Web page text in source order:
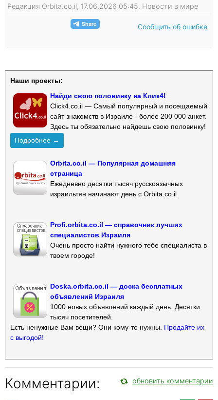
Редакция Orbita.co.il, 17.06.2026 05:45, Новости в мире
Сообщить об ошибке
Наши проекты:
Найди свою половинку на Клик4!
Click4.co.il — Самый популярный и посещаемый
сайт знакомств в Израиле - более 200 000 анкет.
Здесь ты обязательно найдешь свою половинку!
Подробнее →
Orbita.co.il — Популярная домашняя
страница
Ежедневно десятки тысяч русскоязычных
израильтян начинают день с Orbita.co.il
Profi.orbita.co.il — справочник лучших
специалистов Израиля
Очень просто найти нужного тебе специалиста в
твоем городе!
Doska.orbita.co.il — доска бесплатных
объявлений Израиля
1000 новых объявлений каждый день. Десятки
тысяч посетителей.
Есть ненужные Вам вещи? Они кому-то нужны. Продайте их
с выгодой!
Комментарии: обновить комментарии